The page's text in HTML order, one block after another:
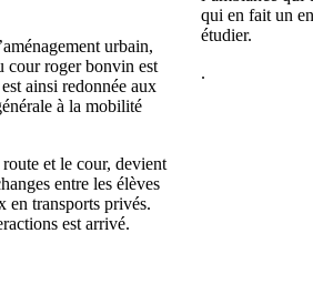
urbain,
cour roger bonvin est
ainsi redonnée aux
à la mobilité
et le cour, devient
entre les élèves
en transports privés.
est arrivé.
qui en fait un
étudier.
.